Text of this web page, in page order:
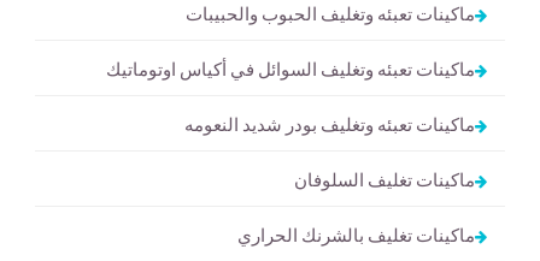
ماكينات تعبئه وتغليف الحبوب والحبيبات
ماكينات تعبئه وتغليف السوائل في أكياس اوتوماتيك
ماكينات تعبئه وتغليف بودر شديد النعومه
ماكينات تغليف السلوفان
ماكينات تغليف بالشرنك الحراري